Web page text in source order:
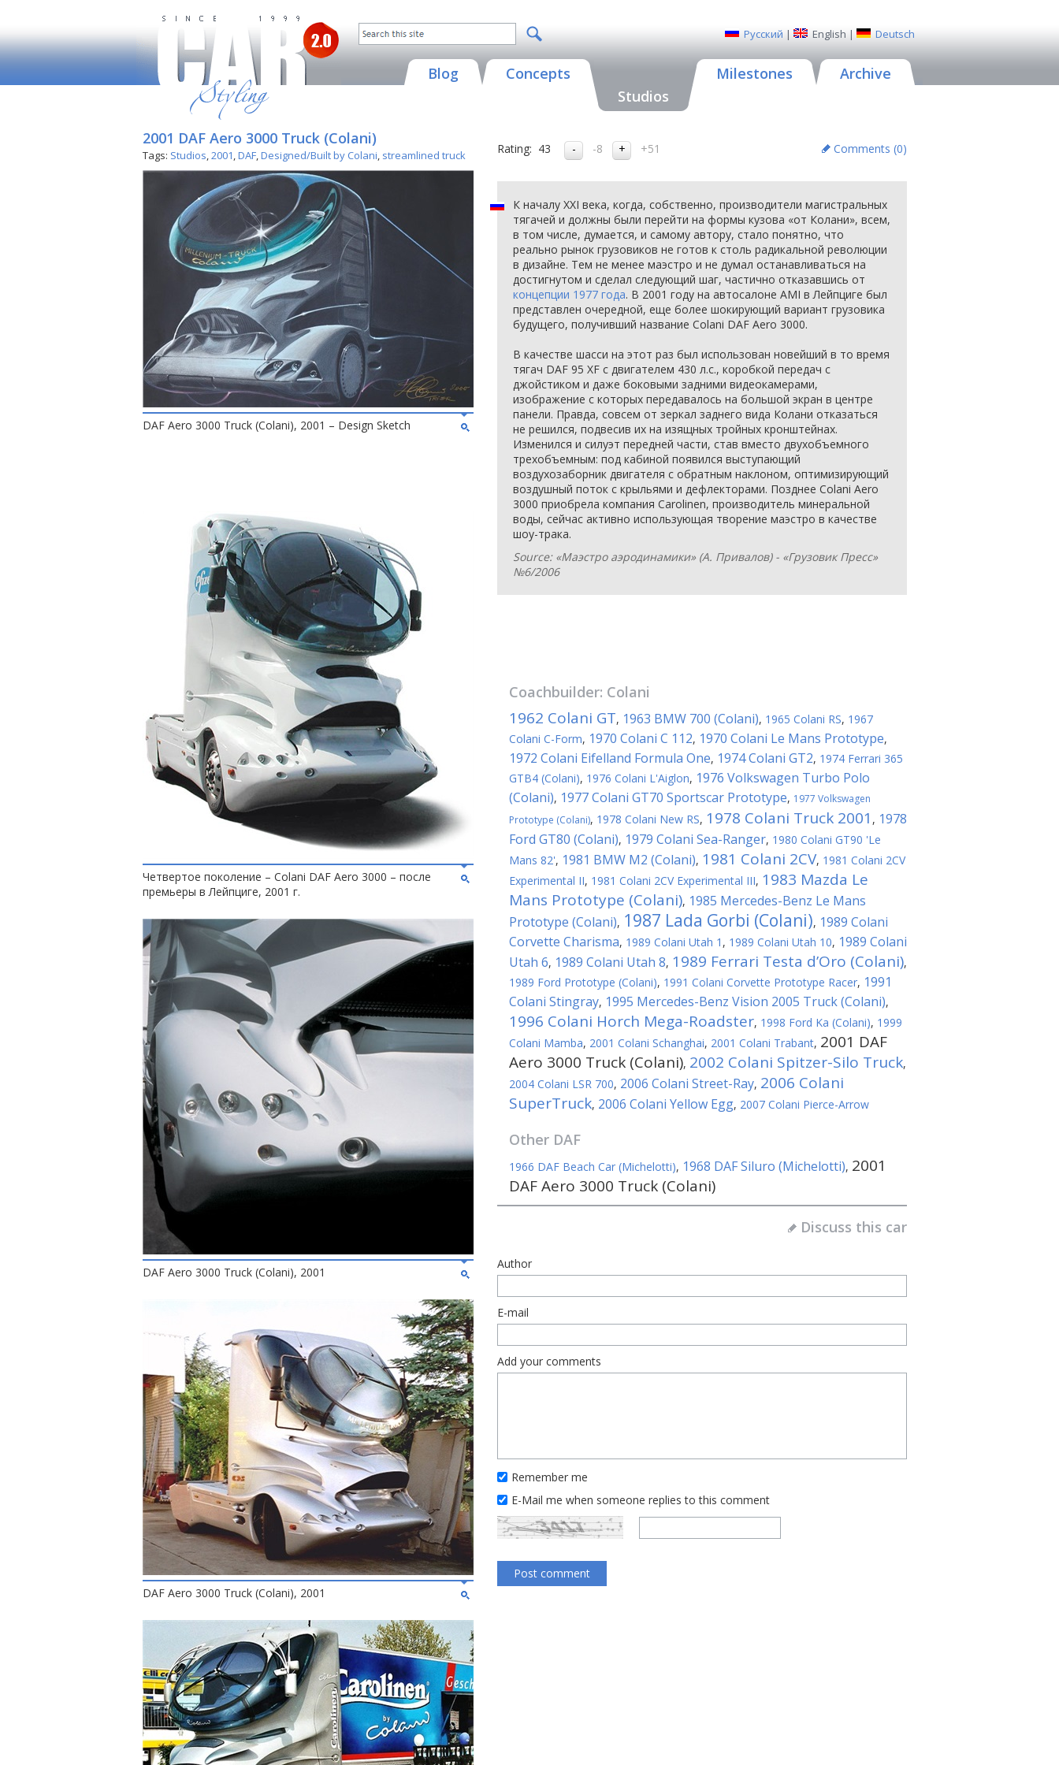
Русский | English | Deutsch
Blog
Concepts
Studios
Milestones Archive
2001 DAF Aero 3000 Truck (Colani)
Tags: Studios,2001,DAF,Designed/Built by Colani, streamlined truck
DAF Aero 3000 Truck (Colani), 2001 – Design Sketch
Четвертое поколение – Colani DAF Aero 3000 – после
премьеры в Лейпциге, 2001 г.
DAF Aero 3000 Truck (Colani), 2001
DAF Aero 3000 Truck (Colani), 2001
Rating: 43 -8 +51 Comments (0)
К началу XXI века, когда, собственно, производители магистральных
тягачей и должны были перейти на формы кузова «от Колани», всем,
в том числе, думается, и самому автору, стало понятно, что
реально рынок грузовиков не готов к столь радикальной революции
в дизайне. Тем не менее маэстро и не думал останавливаться на
достигнутом и сделал следующий шаг, частично отказавшись от
концепции 1977 года. В 2001 году на автосалоне AMI в Лейпциге был
представлен очередной, еще более шокирующий вариант грузовика
будущего, получивший название Colani DAF Aero 3000.
В качестве шасси на этот раз был использован новейший в то время
тягач DAF 95 XF с двигателем 430 л.с., коробкой передач с
джойстиком и даже боковыми задними видеокамерами,
изображение с которых передавалось на большой экран в центре
панели. Правда, совсем от зеркал заднего вида Колани отказаться
не решился, подвесив их на изящных тройных кронштейнах.
Изменился и силуэт передней части, став вместо двухобъемного
трехобъемным: под кабиной появился выступающий
воздухозаборник двигателя с обратным наклоном, оптимизирующий
воздушный поток с крыльями и дефлекторами. Позднее Colani Aero
3000 приобрела компания Carolinen, производитель минеральной
воды, сейчас активно использующая творение маэстро в качестве
шоу-трака.
Source: «Маэстро аэродинамики» (А. Привалов) - «Грузовик Пресс»
№6/2006
Coachbuilder: Colani
1962 Colani GT, 1963 BMW 700 (Colani), 1965 Colani RS, 1967
Colani C-Form, 1970 Colani C 112, 1970 Colani Le Mans Prototype,
1972 Colani Eifelland Formula One, 1974 Colani GT2, 1974 Ferrari 365
GTB4 (Colani), 1976 Colani L'Aiglon, 1976 Volkswagen Turbo Polo
(Colani), 1977 Colani GT70 Sportscar Prototype, 1977 Volkswagen
Prototype (Colani), 1978 Colani New RS, 1978 Colani Truck 2001 , 1978
Ford GT80 (Colani), 1979 Colani Sea-Ranger, 1980 Colani GT90 'Le
Mans 82', 1981 BMW M2 (Colani), 1981 Colani 2CV, 1981 Colani 2CV
Experimental II, 1981 Colani 2CV Experimental III, 1983 Mazda Le
Mans Prototype (Colani), 1985 Mercedes-Benz Le Mans
Prototype (Colani), 1987 Lada Gorbi (Colani), 1989 Colani
Corvette Charisma, 1989 Colani Utah 1 , 1989 Colani Utah 10, 1989 Colani
Utah 6, 1989 Colani Utah 8, 1989 Ferrari Testa d’Oro (Colani),
1989 Ford Prototype (Colani), 1991 Colani Corvette Prototype Racer, 1991
Colani Stingray, 1995 Mercedes-Benz Vision 2005 Truck (Colani),
1996 Colani Horch Mega-Roadster, 1998 Ford Ka (Colani), 1999
Colani Mamba, 2001 Colani Schanghai, 2001 Colani Trabant, 2001 DAF
Aero 3000 Truck (Colani), 2002 Colani Spitzer-Silo Truck,
2004 Colani LSR 700, 2006 Colani Street-Ray, 2006 Colani
SuperTruck, 2006 Colani Yellow Egg, 2007 Colani Pierce-Arrow
Other DAF
1966 DAF Beach Car (Michelotti), 1968 DAF Siluro (Michelotti), 2001
DAF Aero 3000 Truck (Colani)
Discuss this car
Author
E-mail
Add your comments
Remember me
E-Mail me when someone replies to this comment